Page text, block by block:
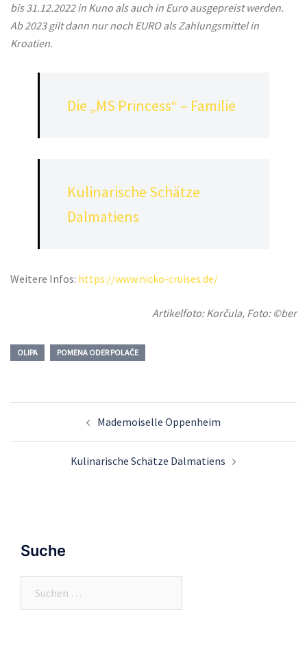
bis 31.12.2022 in Kuno als auch in Euro ausgepreist werden.
Ab 2023 gilt dann nur noch EURO als Zahlungsmittel in
Kroatien.
Die „MS Princess“ – Familie
Kulinarische Schätze
Dalmatiens
Weitere Infos: https://www.nicko-cruises.de/
Artikelfoto: Korčula, Foto: ©ber
OLIPA POMENA ODER POLAČE
Navigation Mademoiselle Oppenheim
Kulinarische Schätze Dalmatiens
Suche